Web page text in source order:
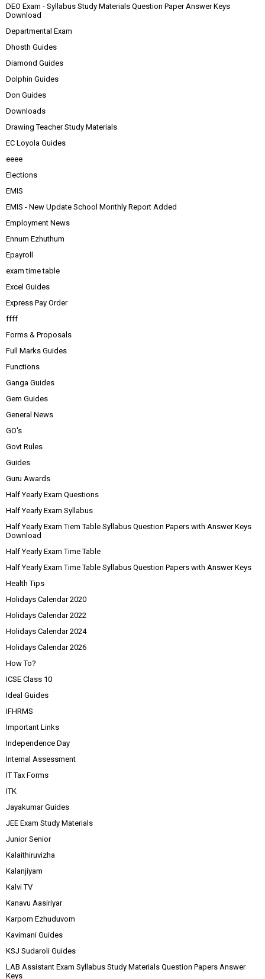
DEO Exam - Syllabus Study Materials Question Paper Answer Keys
Download
Departmental Exam
Dhosth Guides
Diamond Guides
Dolphin Guides
Don Guides
Downloads
Drawing Teacher Study Materials
EC Loyola Guides
eeee
Elections
EMIS
EMIS - New Update School Monthly Report Added
Employment News
Ennum Ezhuthum
Epayroll
exam time table
Excel Guides
Express Pay Order
ffff
Forms & Proposals
Full Marks Guides
Functions
Ganga Guides
Gem Guides
General News
GO's
Govt Rules
Guides
Guru Awards
Half Yearly Exam Questions
Half Yearly Exam Syllabus
Half Yearly Exam Tiem Table Syllabus Question Papers with Answer Keys
Download
Half Yearly Exam Time Table
Half Yearly Exam Time Table Syllabus Question Papers with Answer Keys
Health Tips
Holidays Calendar 2020
Holidays Calendar 2022
Holidays Calendar 2024
Holidays Calendar 2026
How To?
ICSE Class 10
Ideal Guides
IFHRMS
Important Links
Independence Day
Internal Assessment
IT Tax Forms
ITK
Jayakumar Guides
JEE Exam Study Materials
Junior Senior
Kalaithiruvizha
Kalanjiyam
Kalvi TV
Kanavu Aasiriyar
Karpom Ezhuduvom
Kavimani Guides
KSJ Sudaroli Guides
LAB Assistant Exam Syllabus Study Materials Question Papers Answer
Keys